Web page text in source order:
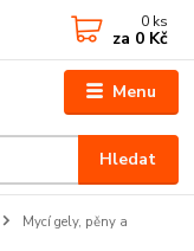
Menu
Hledat
0 ks
za 0 Kč
Mycí gely, pěny a